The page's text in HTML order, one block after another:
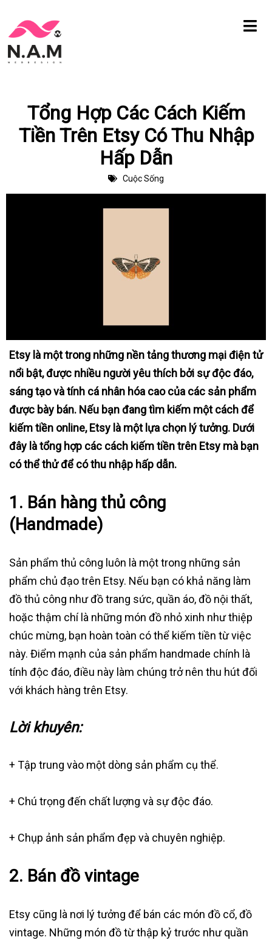
Chuyển
tới
Tổng Hợp Các Cách Kiếm
Tiền Trên Etsy Có Thu Nhập
Hấp Dẫn
Cuộc Sống
Etsy là một trong những nền tảng thương mại điện tử
nổi bật, được nhiều người yêu thích bởi sự độc đáo,
sáng tạo và tính cá nhân hóa cao của các sản phẩm
được bày bán. Nếu bạn đang tìm kiếm một cách để
kiếm tiền online, Etsy là một lựa chọn lý tưởng. Dưới
đây là tổng hợp các cách kiếm tiền trên Etsy mà bạn
có thể thử để có thu nhập hấp dẫn.
1. Bán hàng thủ công
(Handmade)
Sản phẩm thủ công luôn là một trong những sản
phẩm chủ đạo trên Etsy. Nếu bạn có khả năng làm
đồ thủ công như đồ trang sức, quần áo, đồ nội thất,
hoặc thậm chí là những món đồ nhỏ xinh như thiệp
chúc mừng, bạn hoàn toàn có thể kiếm tiền từ việc
này. Điểm mạnh của sản phẩm handmade chính là
tính độc đáo, điều này làm chúng trở nên thu hút đối
với khách hàng trên Etsy.
Lời khuyên:
+ Tập trung vào một dòng sản phẩm cụ thể.
+ Chú trọng đến chất lượng và sự độc đáo.
+ Chụp ảnh sản phẩm đẹp và chuyên nghiệp.
2. Bán đồ vintage
Etsy cũng là nơi lý tưởng để bán các món đồ cổ, đồ
vintage. Những món đồ từ thập kỷ trước như quần